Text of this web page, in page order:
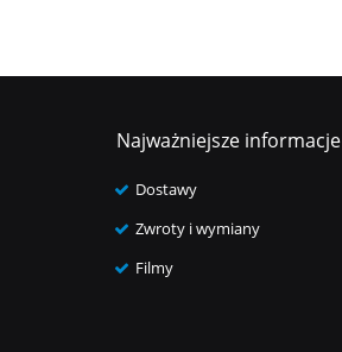
Najważniejsze informacje
Dostawy
Zwroty i wymiany
Filmy